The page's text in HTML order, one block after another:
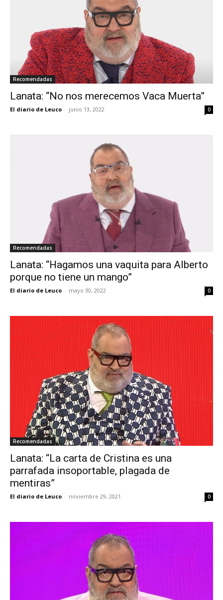
Recomendadas
Lanata: “No nos merecemos Vaca Muerta”
El diario de Leuco - junio 13, 2022 0
Recomendadas
Lanata: “Hagamos una vaquita para Alberto
porque no tiene un mango”
El diario de Leuco - mayo 30, 2022 0
Recomendadas
Lanata: “La carta de Cristina es una
parrafada insoportable, plagada de
mentiras”
El diario de Leuco - noviembre 29, 2021 0